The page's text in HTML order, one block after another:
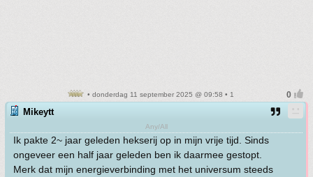
• donderdag 11 september 2025 @ 09:58 • 1
Mikeytt
Any/All
Ik pakte 2~ jaar geleden hekserij op in mijn vrije tijd. Sinds
ongeveer een half jaar geleden ben ik daarmee gestopt.
Merk dat mijn energieverbinding met het universum steeds